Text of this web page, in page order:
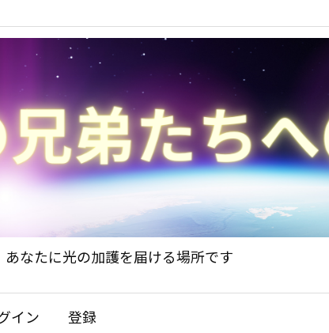
なたに光の加護を届ける場所です
イン 登録